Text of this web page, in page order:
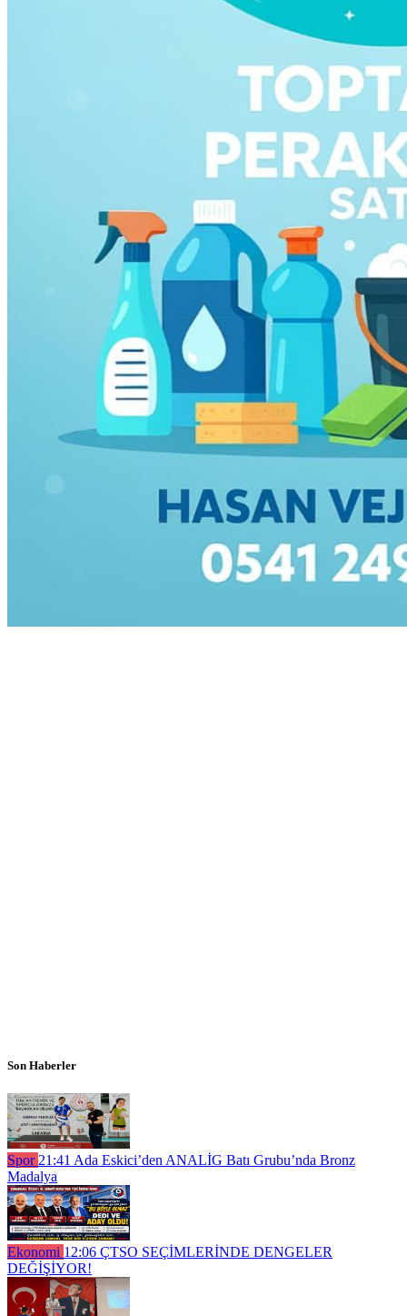
Son Haberler
Spor 21:41 Ada Eskici’den ANALİG Batı Grubu’nda Bronz
Madalya
Ekonomi 12:06 ÇTSO SEÇİMLERİNDE DENGELER
DEĞİŞİYOR!